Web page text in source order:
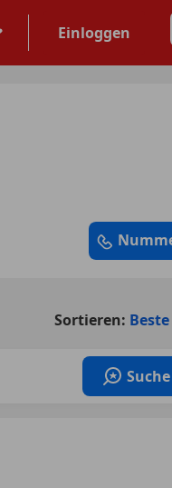
Einloggen
Sortieren: